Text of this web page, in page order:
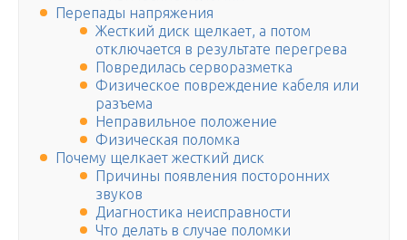
Перепады напряжения
Жесткий диск щелкает, а потом
отключается в результате перегрева
Повредилась серворазметка
Физическое повреждение кабеля или
разъема
Неправильное положение
Физическая поломка
Почему щелкает жесткий диск
Причины появления посторонних
звуков
Диагностика неисправности
Что делать в случае поломки